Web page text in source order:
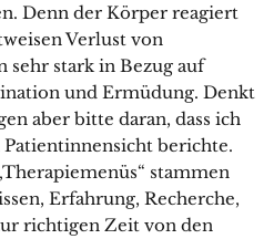
Denn der Körper reagiert
Verlust von
sehr stark in Bezug auf
und Ermüdung. Denkt
aber bitte daran, dass ich
berichte.
stammen
Erfahrung, Recherche,
richtigen Zeit von den